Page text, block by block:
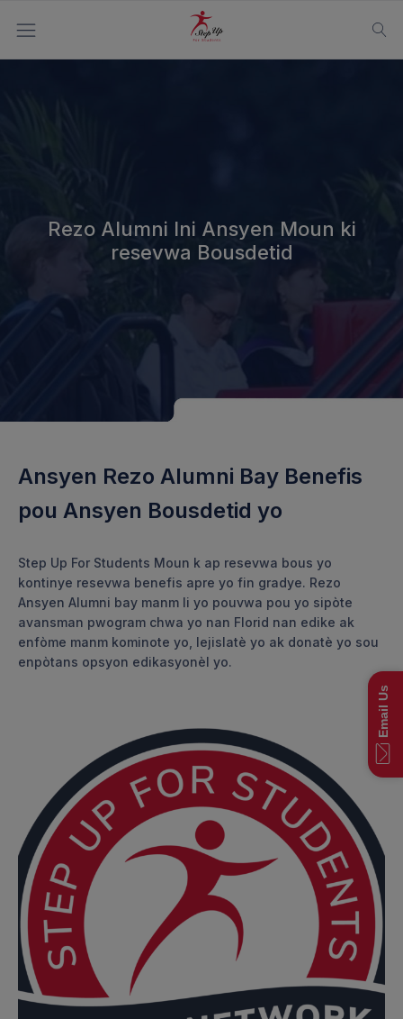
Rezo Alumni Ini Ansyen Moun ki
resevwa Bousdetid
Ansyen Rezo Alumni Bay Benefis
pou Ansyen Bousdetid yo
Step Up For Students Moun k ap resevwa bous yo
kontinye resevwa benefis apre yo fin gradye. Rezo
Ansyen Alumni bay manm li yo pouvwa pou yo sipòte
avansman pwogram chwa yo nan Florid nan edike ak
enfòme manm kominote yo, lejislatè yo ak donatè yo sou
enpòtans opsyon edikasyonèl yo.
Email Us